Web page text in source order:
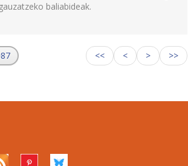
baliabideak.
<< < > >>